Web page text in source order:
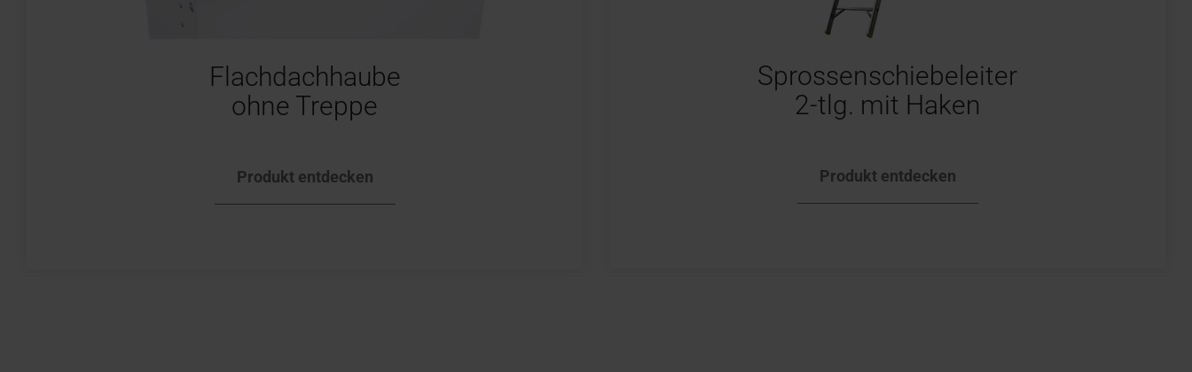
Flachdachhaube
ohne Treppe
Produkt entdecken
Sprossenschiebeleiter
2-tlg. mit Haken
Produkt entdecken